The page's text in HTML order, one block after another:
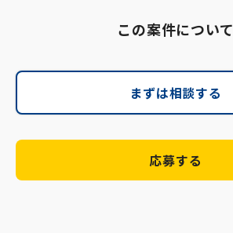
この案件について
まずは相談する
応募する